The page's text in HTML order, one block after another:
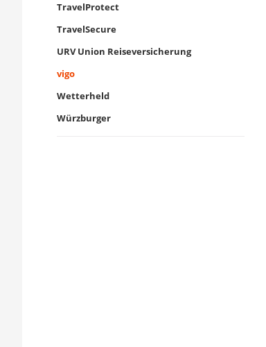
TravelProtect
TravelSecure
URV Union Reiseversicherung
vigo
Wetterheld
Würzburger